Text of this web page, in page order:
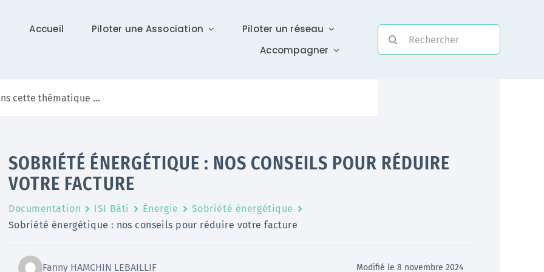
Accueil Piloter une Association
Piloter un réseau
Accompagner
Différents supports vous tiennent à jour sur Isidoor :
actualités, newsletter (ISI News), …
En savoir +
SOBRIÉTÉ ÉNERGÉTIQUE : NOS CONSEILS POUR RÉDUIRE
VOTRE FACTURE
Documentation ISI Bâti Énergie
Sobriété énergétique
Sobriété énergétique : nos conseils pour réduire votre facture
Fanny HAMCHIN LEBAILLIF Modifié le 8 novembre 2024